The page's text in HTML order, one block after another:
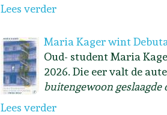
Lees verder
Maria Kager wint
Oud- student Maria
2026. Die eer valt de
buitengewoon
Lees verder